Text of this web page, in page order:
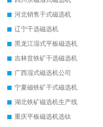
河北销售干式磁选机
辽宁干选磁选机
黑龙江湿式平板磁选机
吉林贫铁矿干选磁选机
广西湿式磁选机公司
宁夏磁铁矿干式磁选机
湖北铁矿磁选机生产线
重庆平板磁选机选钛